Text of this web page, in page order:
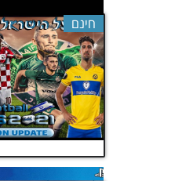
חינם